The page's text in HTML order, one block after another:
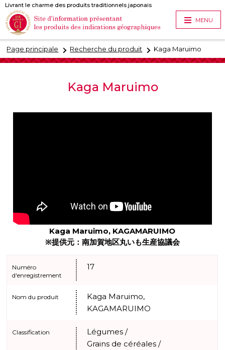
Page principale Recherche du produit Kaga Maruimo
Kaga Maruimo
Kaga Maruimo, KAGAMARUIMO
※提供元：南加賀地区丸いも生産協議会
Numéro
d'enregistrement
17
Nom du produit
Kaga Maruimo,
KAGAMARUIMO
Classification
Légumes /
Grains de céréales /
Livrant le charme des produits traditionnels japonais
MENU